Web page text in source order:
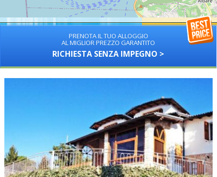
PRENOTA IL TUO ALLOGGIO
AL MIGLIOR PREZZO GARANTITO
RICHIESTA SENZA IMPEGNO >